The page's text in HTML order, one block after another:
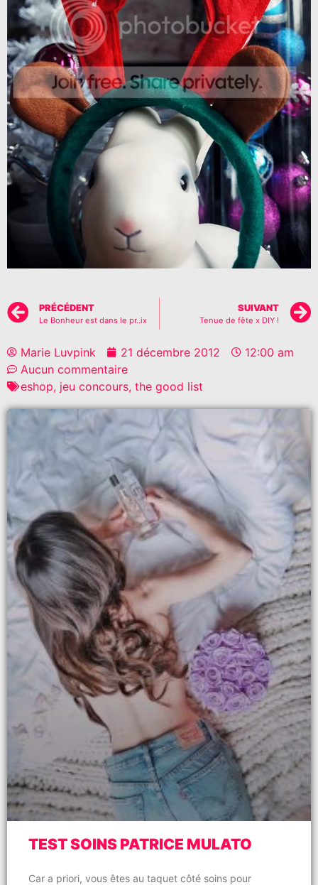
PRÉCÉDENT
Le Bonheur est dans le pr..ix
SUIVANT
Tenue de fête x DIY !
Marie Luvpink 21 décembre 2012
12:00 am
Aucun commentaire
eshop, jeu concours, the good list
TEST SOINS PATRICE MULATO
Car a priori, vous êtes au taquet côté soins pour